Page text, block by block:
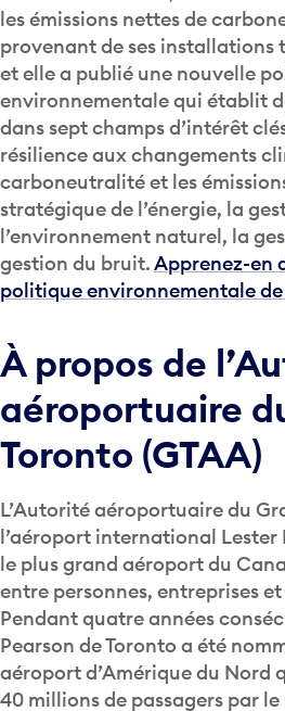
les émissions nettes de
provenant de ses installations
et elle a publié une nouvelle
environnementale qui établit
dans sept champs d’intérêt
résilience aux changements
carboneutralité et les
stratégique de l’énergie, la
l’environnement naturel, la
gestion du bruit.Apprenez-en
politique environnementale de
À propos de
aéroportuaire
Toronto (GTAA)
L’Autorité aéroportuaire du
l’aéroport international Lester
le plus grand aéroport du
entre personnes, entreprises
Pendant quatre années
Pearson de Toronto a été
aéroport d’Amérique du Nord
40 millions de passagers par